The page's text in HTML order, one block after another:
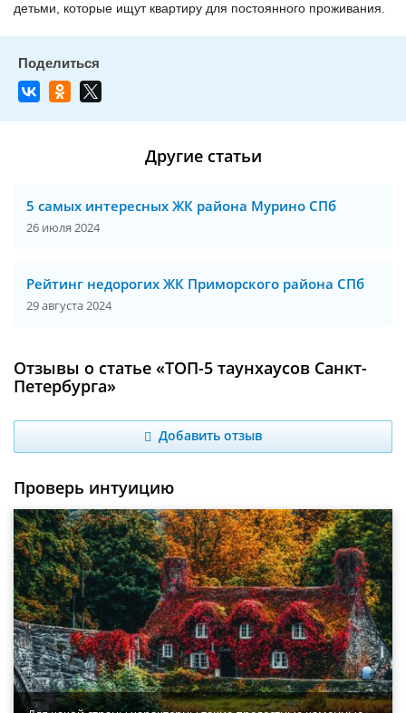
детьми, которые ищут квартиру для постоянного проживания.
Другие статьи
5 самых интересных ЖК района Мурино СПб
26 июля 2024
Рейтинг недорогих ЖК Приморского района СПб
29 августа 2024
Отзывы о статье «ТОП-5 таунхаусов Санкт-
Петербурга»
Добавить отзыв
Проверь интуицию